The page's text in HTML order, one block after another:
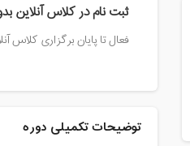
ثبت نام در کلاس آنلاین
فعال تا پایان برگزاری کلاس
توضیحات تکمیلی دوره